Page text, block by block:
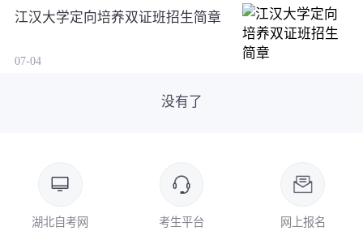
江汉大学定向培养双证班招生简章
07-04
没有了
湖北自考网 考生平台 网上报名